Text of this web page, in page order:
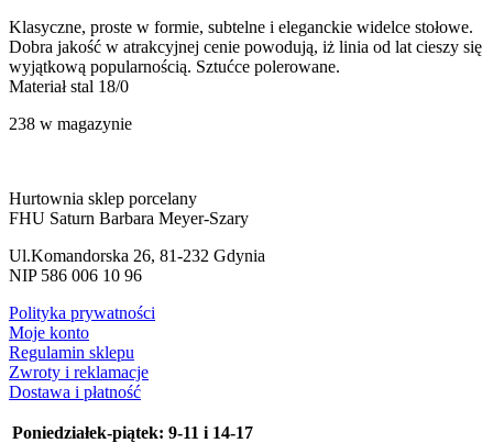
Klasyczne, proste w formie, subtelne i eleganckie widelce stołowe.
Dobra jakość w atrakcyjnej cenie powodują, iż linia od lat cieszy się
wyjątkową popularnością. Sztućce polerowane.
Materiał stal 18/0
238 w magazynie
Hurtownia sklep porcelany
FHU Saturn Barbara Meyer-Szary
Ul.Komandorska 26, 81-232 Gdynia
NIP 586 006 10 96
Polityka prywatności
Moje konto
Regulamin sklepu
Zwroty i reklamacje
Dostawa i płatność
Poniedziałek-piątek: 9-11 i 14-17